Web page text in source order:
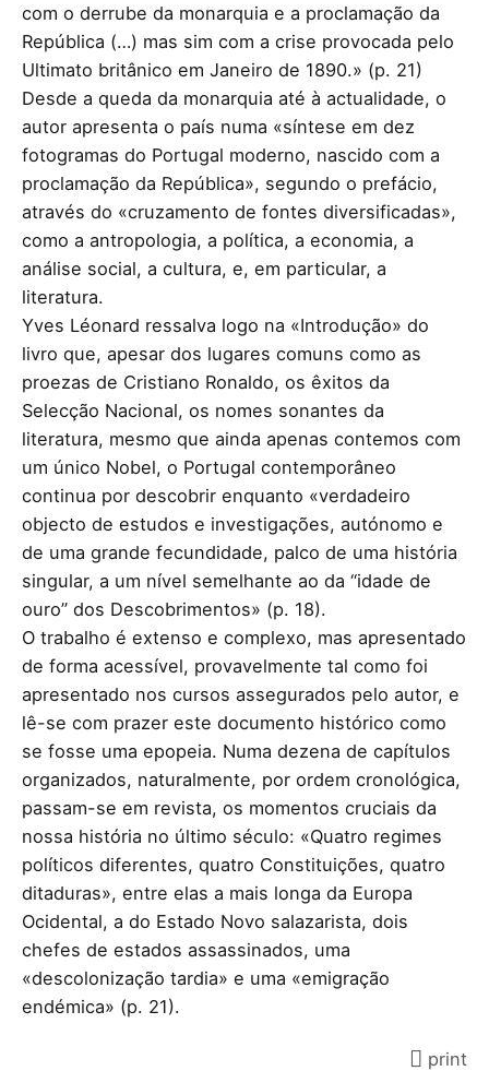
com o derrube da monarquia e a proclamação da
República (…) mas sim com a crise provocada pelo
Ultimato britânico em Janeiro de 1890.» (p. 21)
Desde a queda da monarquia até à actualidade, o
autor apresenta o país numa «síntese em dez
fotogramas do Portugal moderno, nascido com a
proclamação da República», segundo o prefácio,
através do «cruzamento de fontes diversificadas»,
como a antropologia, a política, a economia, a
análise social, a cultura, e, em particular, a
literatura.
Yves Léonard ressalva logo na «Introdução» do
livro que, apesar dos lugares comuns como as
proezas de Cristiano Ronaldo, os êxitos da
Selecção Nacional, os nomes sonantes da
literatura, mesmo que ainda apenas contemos com
um único Nobel, o Portugal contemporâneo
continua por descobrir enquanto «verdadeiro
objecto de estudos e investigações, autónomo e
de uma grande fecundidade, palco de uma história
singular, a um nível semelhante ao da “idade de
ouro” dos Descobrimentos» (p. 18).
O trabalho é extenso e complexo, mas apresentado
de forma acessível, provavelmente tal como foi
apresentado nos cursos assegurados pelo autor, e
lê-se com prazer este documento histórico como
se fosse uma epopeia. Numa dezena de capítulos
organizados, naturalmente, por ordem cronológica,
passam-se em revista, os momentos cruciais da
nossa história no último século: «Quatro regimes
políticos diferentes, quatro Constituições, quatro
ditaduras», entre elas a mais longa da Europa
Ocidental, a do Estado Novo salazarista, dois
chefes de estados assassinados, uma
«descolonização tardia» e uma «emigração
endémica» (p. 21).
print